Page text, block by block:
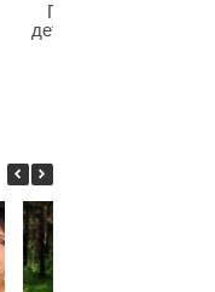
Главоболие в
детската възраст